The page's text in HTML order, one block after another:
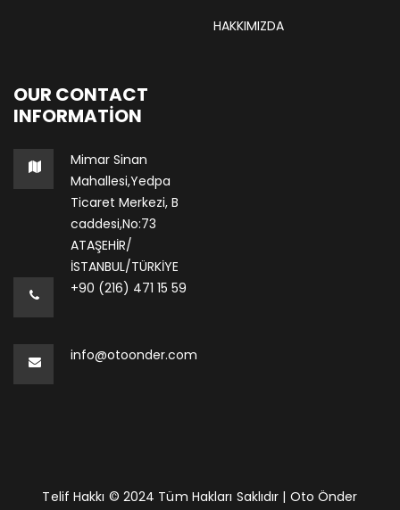
HAKKIMIZDA
OUR CONTACT
INFORMATION
Mimar Sinan
Mahallesi,Yedpa
Ticaret Merkezi, B
caddesi,No:73
ATAŞEHİR/
İSTANBUL/TÜRKİYE
+90 (216) 471 15 59
info@otoonder.com
Telif Hakkı © 2024 Tüm Hakları Saklıdır | Oto Önder